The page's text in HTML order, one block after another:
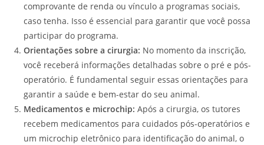
comprovante de renda ou vínculo a programas sociais,
caso tenha. Isso é essencial para garantir que você possa
participar do programa.
Orientações sobre a cirurgia: No momento da inscrição,
você receberá informações detalhadas sobre o pré e pós-
operatório. É fundamental seguir essas orientações para
garantir a saúde e bem-estar do seu animal.
Medicamentos e microchip: Após a cirurgia, os tutores
recebem medicamentos para cuidados pós-operatórios e
um microchip eletrônico para identificação do animal, o